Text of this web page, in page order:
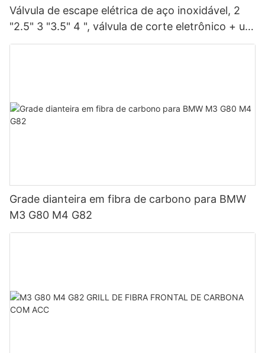
Válvula de escape elétrica de aço inoxidável, 2
"2.5" 3 "3.5" 4 ", válvula de corte eletrônico + um
kit remoto de controle
Grade dianteira em fibra de carbono para BMW
M3 G80 M4 G82